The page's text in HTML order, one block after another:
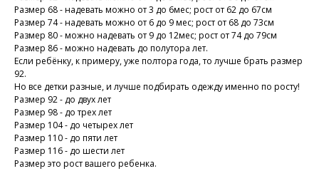
Размер 68 - надевать можно от 3 до 6мес; рост от 62 до 67см
Размер 74 - надевать можно от 6 до 9 мес; рост от 68 до 73см
Размер 80 - можно надевать от 9 до 12мес; рост от 74 до 79см
Размер 86 - можно надевать до полутора лет.
Если ребёнку, к примеру, уже полтора года, то лучше брать размер
92.
Но все детки разные, и лучше подбирать одежду именно по росту!
Размер 92 - до двух лет
Размер 98 - до трех лет
Размер 104 - до четырех лет
Размер 110 - до пяти лет
Размер 116 - до шести лет
Размер это рост вашего ребенка.